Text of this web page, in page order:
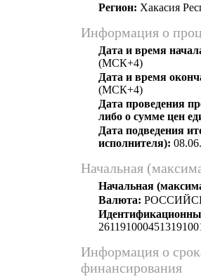
Регион: Хакасия
Информация о
Дата и время
(МСК+4)
Дата и время
(МСК+4)
Дата проведения
либо о сумме цен
Дата подведения
исполнителя):
Начальная
Начальная
Валюта:
Информация о
финансирования